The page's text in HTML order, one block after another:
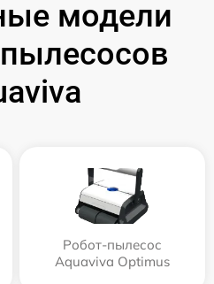
модели
Робот-пылесос
Aquaviva Optimus